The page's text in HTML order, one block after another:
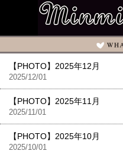
【PHOTO】2025年12月
2025/12/01
【PHOTO】2025年11月
2025/11/01
【PHOTO】2025年10月
2025/10/01